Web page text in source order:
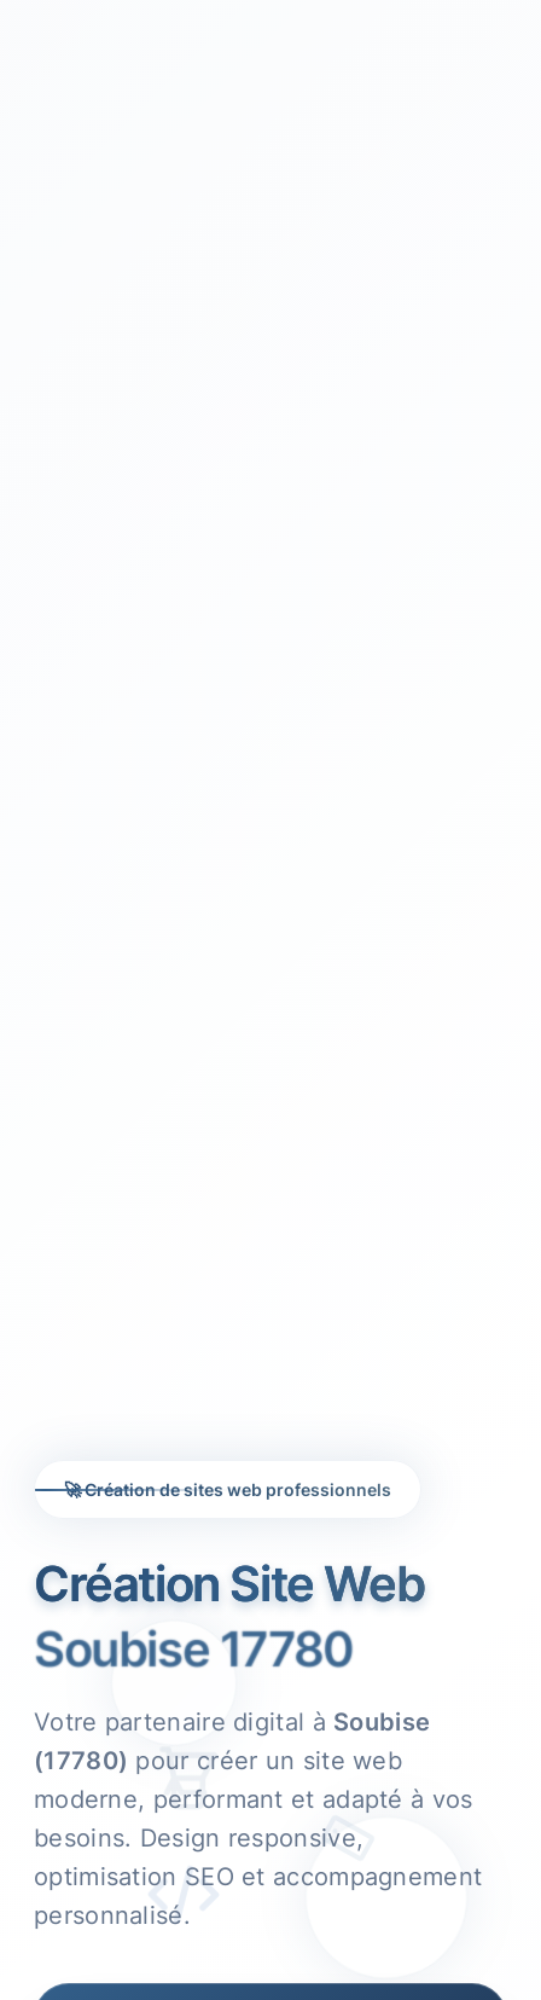
🚀 Création de sites web professionnels
Création Site Web
Soubise 17780
Votre partenaire digital à Soubise
(17780) pour créer un site web
moderne, performant et adapté à vos
besoins. Design responsive,
optimisation SEO et accompagnement
personnalisé.